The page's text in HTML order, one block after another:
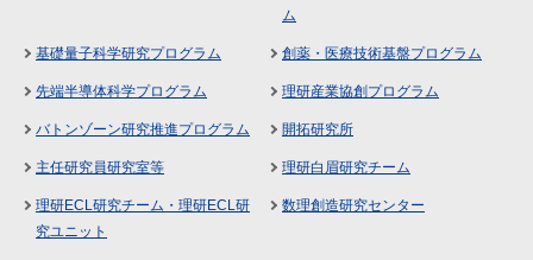
ム
基礎量子科学研究プログラム 創薬・医療技術基盤プログラム
先端半導体科学プログラム 理研産業協創プログラム
バトンゾーン研究推進プログラム 開拓研究所
主任研究員研究室等 理研白眉研究チーム
理研ECL研究チーム・理研ECL研
究ユニット
数理創造研究センター